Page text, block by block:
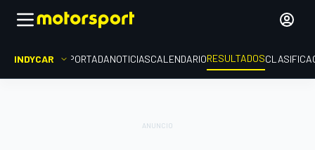
INDYCAR PORTADANOTICIASCALENDARIORESULTADOS